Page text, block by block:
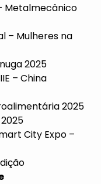
Metalmecânico
– Mulheres na
2025
– China
2025
City Expo –